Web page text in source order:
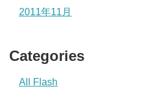
2011年11月
Categories
All Flash